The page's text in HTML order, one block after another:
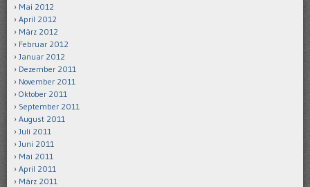
Mai 2012
April 2012
März 2012
Februar 2012
Januar 2012
Dezember 2011
November 2011
Oktober 2011
September 2011
August 2011
Juli 2011
Juni 2011
Mai 2011
April 2011
März 2011